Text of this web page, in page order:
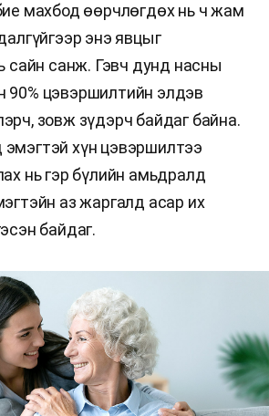
махбод өөрчлөгдөх нь ч жам
энэ явцыг
сайн санж. Гэвч дунд насны
90% цэвэршилтийн элдэв
зовж зүдэрч байдаг байна.
хүн цэвэршилтээ
нь гэр бүлийн амьдралд
аз жаргалд асар их
байдаг.